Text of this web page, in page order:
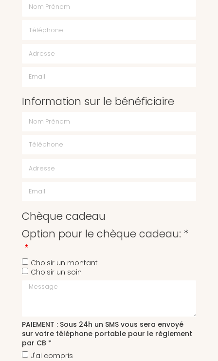
Information sur le bénéficiaire
Chèque cadeau
Option pour le chèque cadeau: *
Choisir un montant
Choisir un soin
Message
PAIEMENT : Sous 24h un SMS vous sera envoyé
sur votre téléphone portable pour le règlement
par CB *
J'ai compris